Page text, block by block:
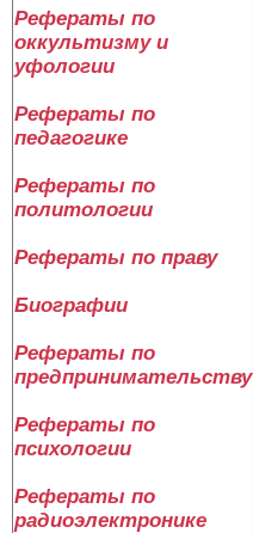
Рефераты по
оккультизму и
уфологии
Рефераты по
педагогике
Рефераты по
политологии
Рефераты по праву
Биографии
Рефераты по
предпринимательству
Рефераты по
психологии
Рефераты по
радиоэлектронике